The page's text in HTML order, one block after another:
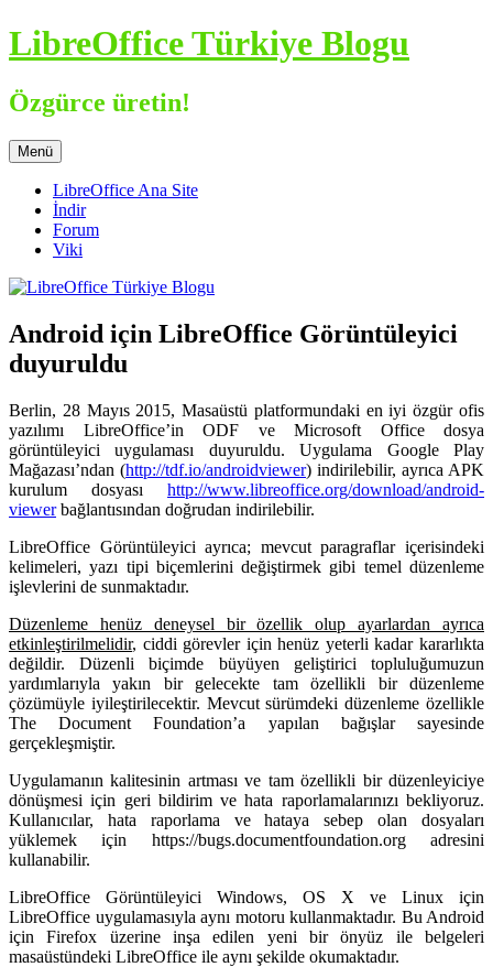
İçeriğe
atla
LibreOffice Türkiye Blogu
Özgürce üretin!
Menü
LibreOffice Ana Site
İndir
Forum
Viki
Android için LibreOffice Görüntüleyici
duyuruldu
Berlin, 28 Mayıs 2015, Masaüstü platformundaki en iyi özgür ofis
yazılımı LibreOffice’in ODF ve Microsoft Office dosya
görüntüleyici uygulaması duyuruldu. Uygulama Google Play
Mağazası’ndan (http://tdf.io/androidviewer) indirilebilir, ayrıca APK
kurulum dosyası http://www.libreoffice.org/download/android-
viewerbağlantısından doğrudan indirilebilir.
LibreOffice Görüntüleyici ayrıca; mevcut paragraflar içerisindeki
kelimeleri, yazı tipi biçemlerini değiştirmek gibi temel düzenleme
işlevlerini de sunmaktadır.
Düzenleme henüz deneysel bir özellik olup ayarlardan ayrıca
etkinleştirilmelidir, ciddi görevler için henüz yeterli kadar kararlıkta
değildir. Düzenli biçimde büyüyen geliştirici topluluğumuzun
yardımlarıyla yakın bir gelecekte tam özellikli bir düzenleme
çözümüyle iyileştirilecektir. Mevcut sürümdeki düzenleme özellikle
The Document Foundation’a yapılan bağışlar sayesinde
gerçekleşmiştir.
Uygulamanın kalitesinin artması ve tam özellikli bir düzenleyiciye
dönüşmesi için geri bildirim ve hata raporlamalarınızı bekliyoruz.
Kullanıcılar, hata raporlama ve hataya sebep olan dosyaları
yüklemek için https://bugs.documentfoundation.org adresini
kullanabilir.
LibreOffice Görüntüleyici Windows, OS X ve Linux için
LibreOffice uygulamasıyla aynı motoru kullanmaktadır. Bu Android
için Firefox üzerine inşa edilen yeni bir önyüz ile belgeleri
masaüstündeki LibreOffice ile aynı şekilde okumaktadır.